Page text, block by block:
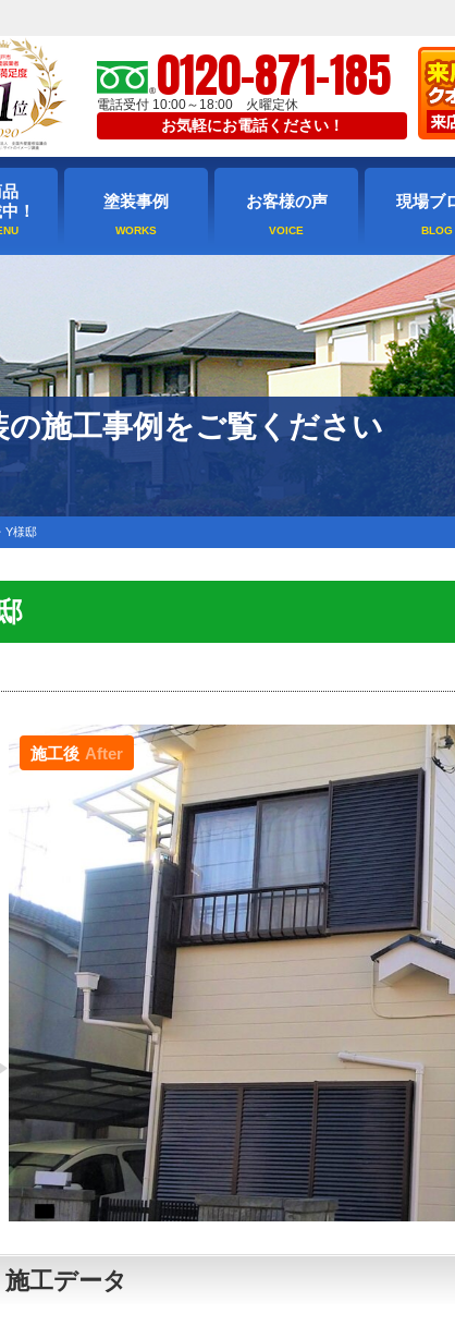
0120-871-185
電話受付 10:00～18:00 火曜定休
お気軽にお電話ください！
！
塗装事例 お客様の声 現場ブ
施工事例をご覧ください
Y様邸
施工後 After
工データ